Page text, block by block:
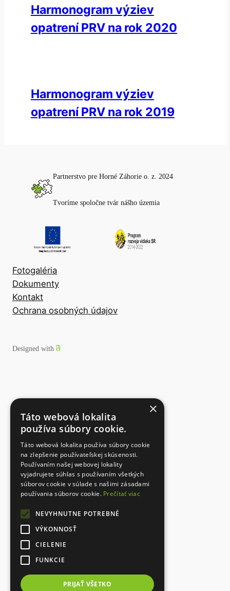
Harmonogram výziev
opatrení PRV na rok 2020
Harmonogram výziev
opatrení PRV na rok 2019
Partnerstvo pre Horné Záhorie o. z. 2024
Tvoríme spoločne tvár nášho územia
Fotogaléria
Dokumenty
Kontakt
Ochrana osobných údajov
Designed with
×
Táto webová lokalita
používa súbory cookie.
Táto webová lokalita používa súbory cookie
na zlepšenie používateľskej skúsenosti.
Používaním našej webovej lokality
vyjadrujete súhlas s používaním všetkých
súborov cookie v súlade s našimi zásadami
používania súborov cookie. Prečítať viac
NEVYHNUTNE POTREBNÉ
VÝKONNOSŤ
CIELENIE
FUNKCIE
PRIJAŤ VŠETKO